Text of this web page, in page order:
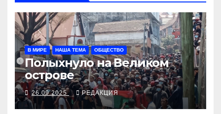
В МИРЕ НАША ТЕМА ОБЩЕСТВО
Полыхнуло на Великом
острове
26.09.2025 РЕДАКЦИЯ